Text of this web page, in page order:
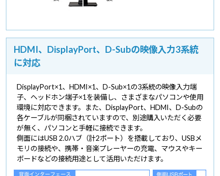
HDMI、DisplayPort、D-Subの映像入力3系統
に対応
DisplayPort×1、HDMI×1、D-Sub×1の3系統の映像入力端
子、ヘッドホン端子×1を装備し、さまざまなパソコンや使用
環境に対応できます。また、DisplayPort、HDMI、D-Subの
各ケーブルが同梱されていますので、別途購入いただく必要
が無く、パソコンと手軽に接続できます。
側面にはUSB 2.0ハブ（計2ポート）を搭載しており、USBメ
モリの接続や、携帯・音楽プレーヤーの充電、マウスやキー
ボードなどの接続用途として活用いただけます。